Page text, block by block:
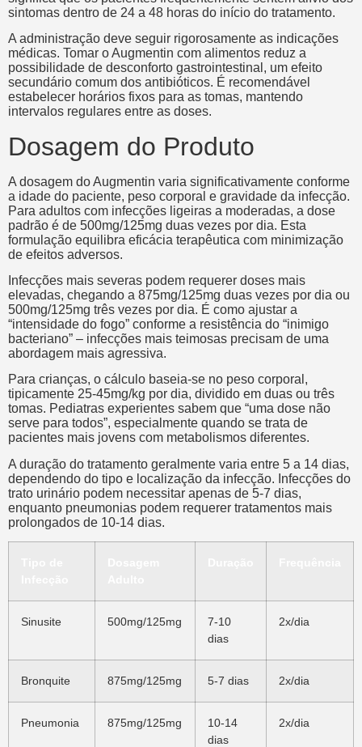
sintomas dentro de 24 a 48 horas do início do tratamento.
A administração deve seguir rigorosamente as indicações
médicas. Tomar o Augmentin com alimentos reduz a
possibilidade de desconforto gastrointestinal, um efeito
secundário comum dos antibióticos. É recomendável
estabelecer horários fixos para as tomas, mantendo
intervalos regulares entre as doses.
Dosagem do Produto
A dosagem do Augmentin varia significativamente conforme
a idade do paciente, peso corporal e gravidade da infecção.
Para adultos com infecções ligeiras a moderadas, a dose
padrão é de 500mg/125mg duas vezes por dia. Esta
formulação equilibra eficácia terapêutica com minimização
de efeitos adversos.
Infecções mais severas podem requerer doses mais
elevadas, chegando a 875mg/125mg duas vezes por dia ou
500mg/125mg três vezes por dia. É como ajustar a
“intensidade do fogo” conforme a resistência do “inimigo
bacteriano” – infecções mais teimosas precisam de uma
abordagem mais agressiva.
Para crianças, o cálculo baseia-se no peso corporal,
tipicamente 25-45mg/kg por dia, dividido em duas ou três
tomas. Pediatras experientes sabem que “uma dose não
serve para todos”, especialmente quando se trata de
pacientes mais jovens com metabolismos diferentes.
A duração do tratamento geralmente varia entre 5 a 14 dias,
dependendo do tipo e localização da infecção. Infecções do
trato urinário podem necessitar apenas de 5-7 dias,
enquanto pneumonias podem requerer tratamentos mais
prolongados de 10-14 dias.
Sinusite 500mg/125mg
7-10
dias
2x/dia
Bronquite 875mg/125mg 5-7 dias 2x/dia
Pneumonia 875mg/125mg
10-14
dias
2x/dia